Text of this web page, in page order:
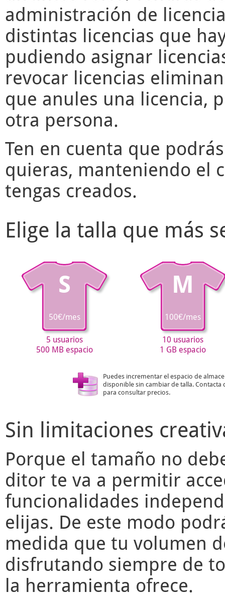
administración de
distintas licencias que
pudiendo asignar
revocar licencias
que anules una licencia,
otra persona.
Ten en cuenta que
quieras, manteniendo el
tengas creados.
Elige la talla que más
S
50€/mes
5 usuarios
500 MB espacio
M
100€/mes
10 usuarios
1 GB espacio
Puedes incrementar el espacio de
disponible sin cambiar de talla. Contacta
para consultar precios.
Sin limitaciones
Porque el tamaño no
ditor te va a permitir
funcionalidades
elijas. De este modo
medida que tu volumen
disfrutando siempre de
la herramienta ofrece.